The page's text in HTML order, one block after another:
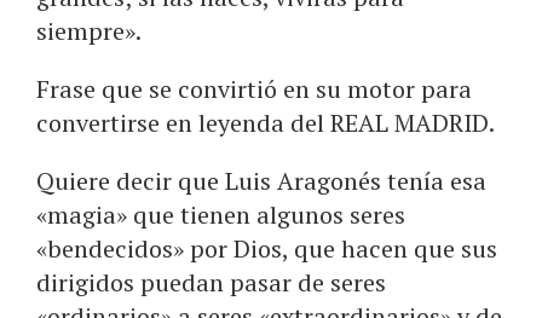
siempre».
Frase que se convirtió en su motor para
convertirse en leyenda del REAL MADRID.
Quiere decir que Luis Aragonés tenía esa
«magia» que tienen algunos seres
«bendecidos» por Dios, que hacen que sus
dirigidos puedan pasar de seres